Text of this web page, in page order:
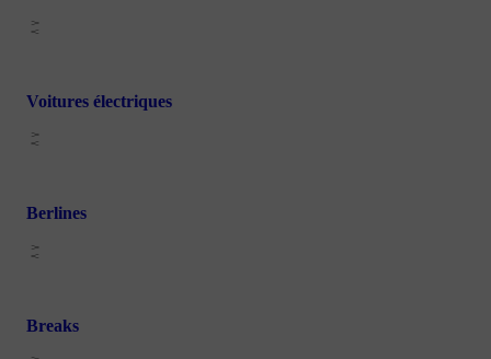
Voitures électriques
Berlines
Breaks